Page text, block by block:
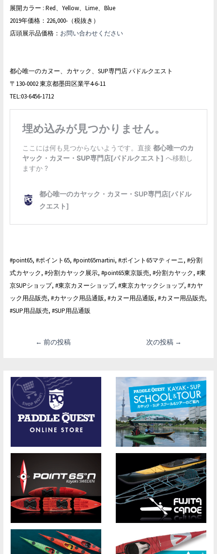
展開カラー : Red、Yellow、Lime、Blue
2019年価格：226,000-（税抜き）
店頭展示品価格： お問い合わせください
都心唯一のカヌー、カヤック、SUP専門店 パドルクエスト
〒130-0002 東京都墨田区業平4-6-11
TEL:03-6456-1712
#point65, #ポイント65, #point65martini, #ポイント65マティーニ, #分割
式カヤック, #分割カヤック展示, #point65東京販売, #分割カヤック, #東
京SUPショップ, #東京カヌーショップ, #東京カヤックショップ, #カヤ
ック用品販売, #カヤック用品通販, #カヌー用品通販, #カヌー用品販売,
#SUP用品販売, #SUP用品通販
ビ
ゲ
ー
シ
ョ
← 前の投稿 次の投稿 →